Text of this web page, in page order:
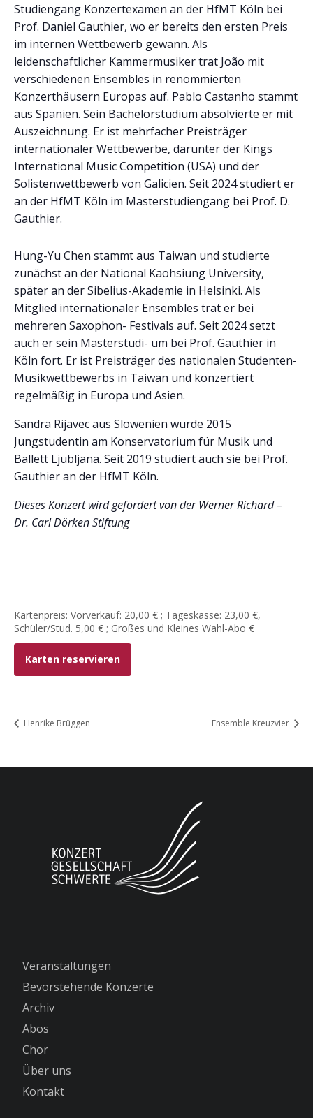
Studiengang Konzertexamen an der HfMT Köln bei
Prof. Daniel Gauthier, wo er bereits den ersten Preis
im internen Wettbewerb gewann. Als
leidenschaftlicher Kammermusiker trat João mit
verschiedenen Ensembles in renommierten
Konzerthäusern Europas auf. Pablo Castanho stammt
aus Spanien. Sein Bachelorstudium absolvierte er mit
Auszeichnung. Er ist mehrfacher Preisträger
internationaler Wettbewerbe, darunter der Kings
International Music Competition (USA) und der
Solistenwettbewerb von Galicien. Seit 2024 studiert er
an der HfMT Köln im Masterstudiengang bei Prof. D.
Gauthier.
Hung-Yu Chen stammt aus Taiwan und studierte
zunächst an der National Kaohsiung University,
später an der Sibelius-Akademie in Helsinki. Als
Mitglied internationaler Ensembles trat er bei
mehreren Saxophon- Festivals auf. Seit 2024 setzt
auch er sein Masterstudi- um bei Prof. Gauthier in
Köln fort. Er ist Preisträger des nationalen Studenten-
Musikwettbewerbs in Taiwan und konzertiert
regelmäßig in Europa und Asien.
Sandra Rijavec aus Slowenien wurde 2015
Jungstudentin am Konservatorium für Musik und
Ballett Ljubljana. Seit 2019 studiert auch sie bei Prof.
Gauthier an der HfMT Köln.
Dieses Konzert wird gefördert von der Werner Richard –
Dr. Carl Dörken Stiftung
Kartenpreis: Vorverkauf: 20,00 € ; Tageskasse: 23,00 €,
Schüler/Stud. 5,00 € ; Großes und Kleines Wahl-Abo €
Karten reservieren
Henrike Brüggen Ensemble Kreuzvier
Veranstaltungen
Bevorstehende Konzerte
Archiv
Abos
Chor
Über uns
Kontakt